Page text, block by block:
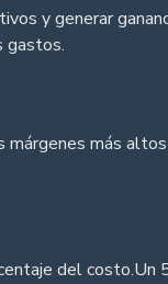
y generar
gastos.
más
del costo.Un